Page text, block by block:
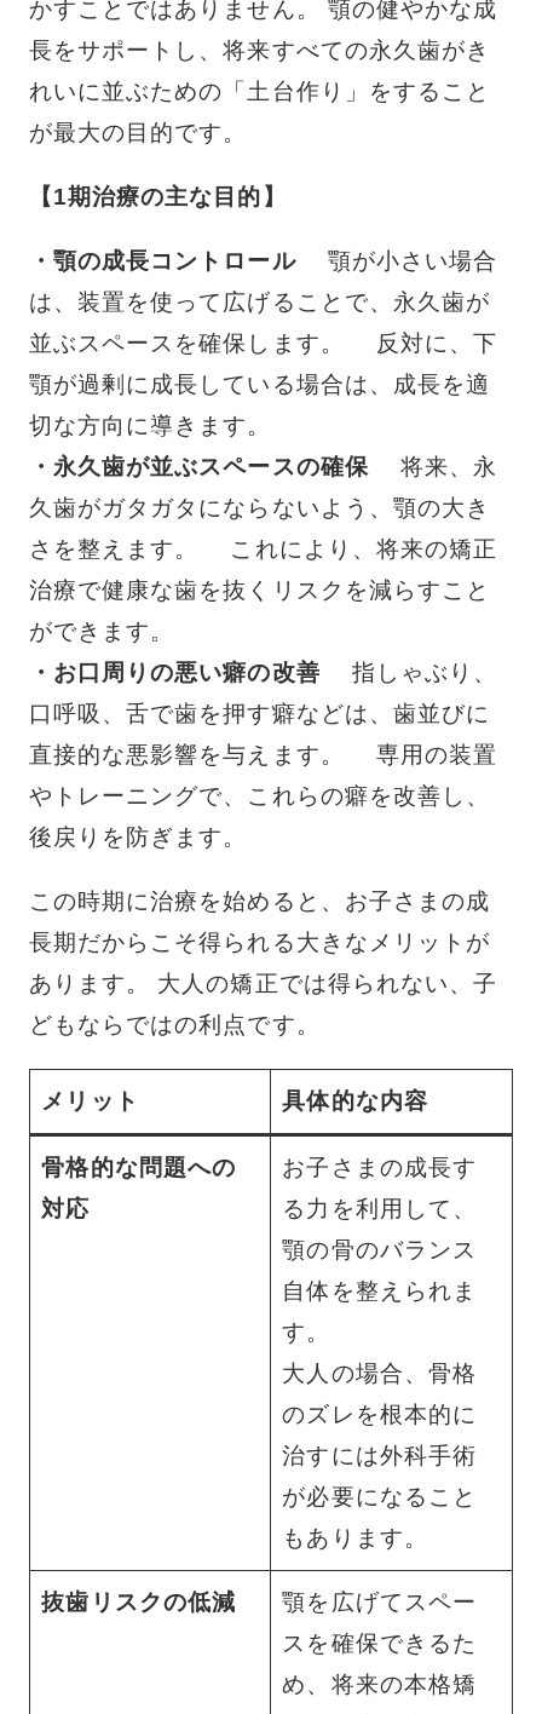
かすことではありません。 顎の健やかな成
長をサポートし、将来すべての永久歯がき
れいに並ぶための「土台作り」をすること
が最大の目的です。
【1期治療の主な目的】
・顎の成長コントロール顎が小さい場合
は、装置を使って広げることで、永久歯が
並ぶスペースを確保します。 反対に、下
顎が過剰に成長している場合は、成長を適
切な方向に導きます。
・永久歯が並ぶスペースの確保将来、永
久歯がガタガタにならないよう、顎の大き
さを整えます。 これにより、将来の矯正
治療で健康な歯を抜くリスクを減らすこと
ができます。
・お口周りの悪い癖の改善 指しゃぶり、
口呼吸、舌で歯を押す癖などは、歯並びに
直接的な悪影響を与えます。 専用の装置
やトレーニングで、これらの癖を改善し、
後戻りを防ぎます。
この時期に治療を始めると、お子さまの成
長期だからこそ得られる大きなメリットが
あります。 大人の矯正では得られない、子
どもならではの利点です。
メリット 具体的な内容
骨格的な問題への
対応
お子さまの成長す
る力を利用して、
顎の骨のバランス
自体を整えられま
す。
大人の場合、骨格
のズレを根本的に
治すには外科手術
が必要になること
もあります。
抜歯リスクの低減
顎を広げてスペー
スを確保できるた
め、将来の本格矯